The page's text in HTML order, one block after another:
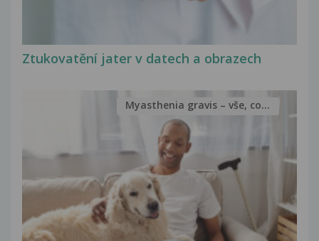
Ztukovatění jater v datech a obrazech
Myasthenia gravis – vše, co...